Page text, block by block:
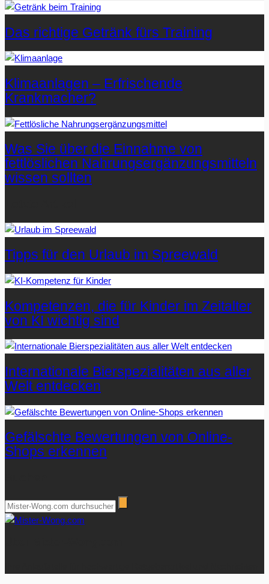
Das richtige Getränk fürs Training
Klimaanlagen – Erfrischende
Krankmacher?
Was Sie über die Einnahme von
fettlöslichen Nahrungsergänzungsmitteln
wissen sollten
Tipps für den Urlaub im Spreewald
Kompetenzen, die für Kinder im Zeitalter
von KI wichtig sind
Internationale Bierspezialitäten aus aller
Welt entdecken
Gefälschte Bewertungen von Online-
Shops erkennen